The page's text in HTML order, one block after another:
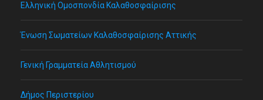
Ελληνική Ομοσπονδία Καλαθοσφαίρισης
Ένωση Σωματείων Καλαθοσφαίρισης Αττικής
Γενική Γραμματεία Αθλητισμού
Δήμος Περιστερίου